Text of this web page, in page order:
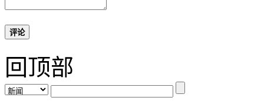
评论
回顶部